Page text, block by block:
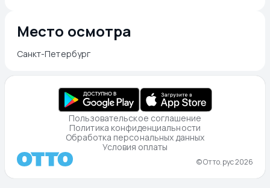
Место осмотра
Санкт-Петербург
Пользовательское соглашение
Политика конфиденциальности
Обработка персональных данных
Условия оплаты
© Отто.рус 2026